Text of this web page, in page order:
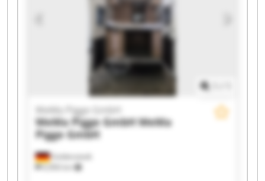
Goldenstedt
6,906 km
WeMa Pigge GmbH
WeMa Pigge GmbHWeMa
Pigge GmbH